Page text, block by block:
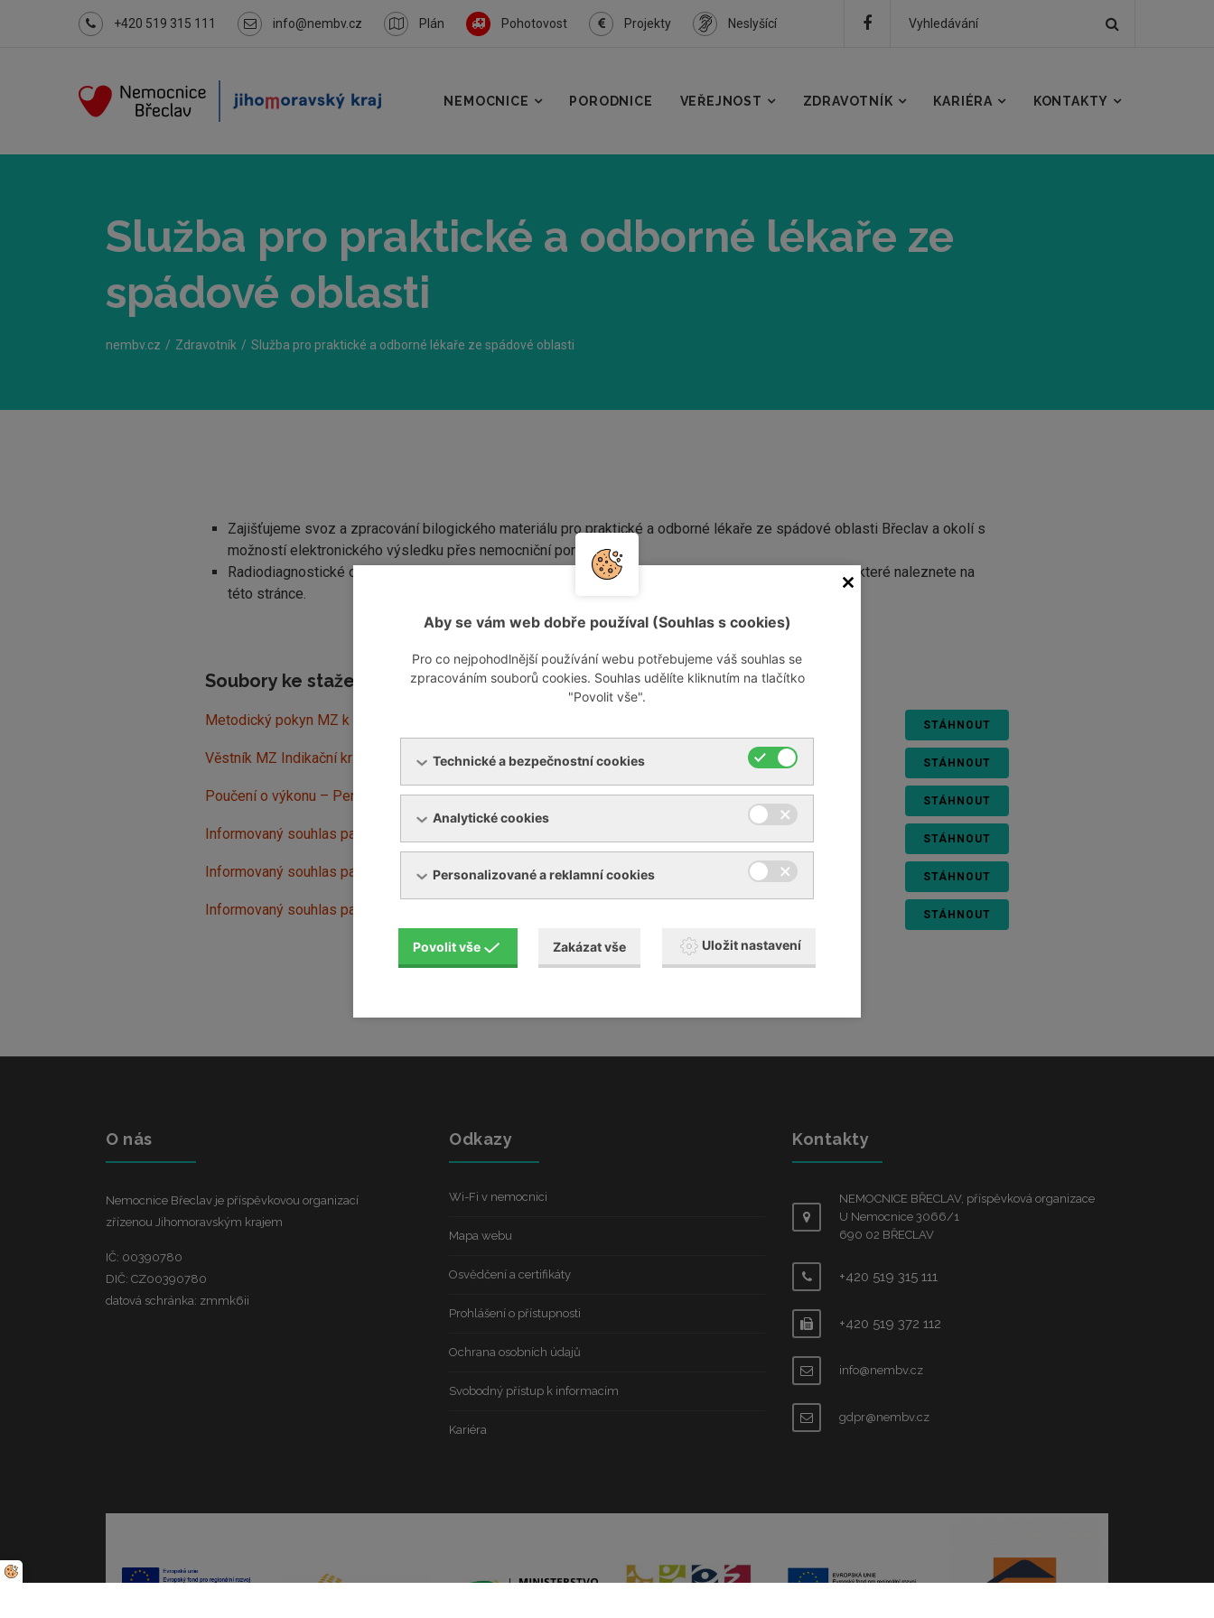
+420 519 315 111 info@nembv.cz Plán Pohotovost Projekty Neslyšící
Hledaný
NEMOCNICE PORODNICE VEŘEJNOST ZDRAVOTNÍK KARIÉRA KONTAKTY
Služba pro praktické a odborné lékaře ze
spádové oblasti
nembv.cz Zdravotník Služba pro praktické a odborné lékaře ze spádové oblasti
Zajišťujeme svoz a zpracování bilogického materiálu pro praktické a odborné lékaře ze spádové oblasti Břeclav a okolí s
možností elektronického výsledku přes nemocniční portál.
Radiodiagnostické oddělení naší nemocnice požaduje před vyšetřením pacientů vyplněné formuláře, které naleznete na
této stránce.
Soubory ke stažení
Metodický pokyn MZ k podání JKL STÁHNOUT
Věstník MZ Indikační kritéria pro zobrazovací metody [PDF, 618,6 KB] STÁHNOUT
Poučení o výkonu – Perkutánní radikuloterapie [PDF, 213,82 KB] STÁHNOUT
Informovaný souhlas pacienta s využitím IZ STÁHNOUT
Informovaný souhlas pacienta s aplikací JLK [PDF, 79,26 KB] STÁHNOUT
Informovaný souhlas pacienta s MR artrografií kloubu STÁHNOUT
O nás
Nemocnice Břeclav je příspěvkovou organizací
zřízenou Jihomoravským krajem
IČ: 00390780
DIČ: CZ00390780
datová schránka: zmmk6ii
Odkazy
Wi-Fi v nemocnici
Mapa webu
Osvědčení a certifikáty
Prohlášení o přístupnosti
Ochrana osobních údajů
Svobodný přístup k informacím
Kariéra
Kontakty
NEMOCNICE BŘECLAV, příspěvková organizace
U Nemocnice 3066/1
690 02 BŘECLAV
+420 519 315 111
+420 519 372 112
info@nembv.cz
gdpr@nembv.cz
Aby se vám web dobře používal (Souhlas s cookies)
Pro co nejpohodlnější používání webu potřebujeme váš souhlas se
zpracováním souborů cookies. Souhlas udělíte kliknutím na tlačítko
"Povolit vše".
Technické a bezpečnostní cookies
Analytické cookies
Personalizované a reklamní cookies
Povolit vše Zakázat vše Uložit nastavení